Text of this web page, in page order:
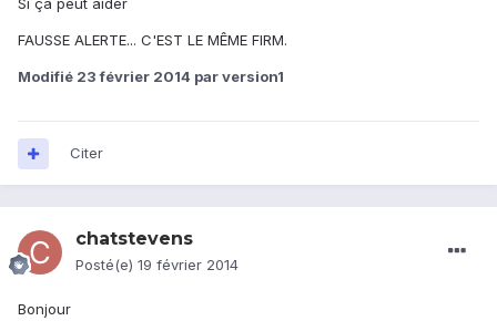
Si ça peut aider
FAUSSE ALERTE... C'EST LE MÊME FIRM.
Modifié 23 février 2014 par version1
Citer
chatstevens
Posté(e) 19 février 2014
Bonjour